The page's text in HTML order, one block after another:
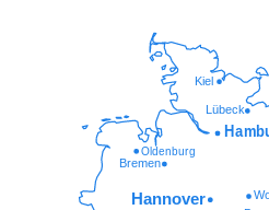
Oldenburg
Lübeck
Kiel
Hannover
Bremen